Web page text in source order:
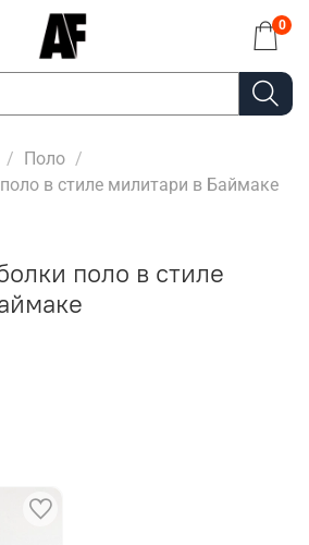
0
Поло
в стиле милитари в Баймаке
поло в стиле